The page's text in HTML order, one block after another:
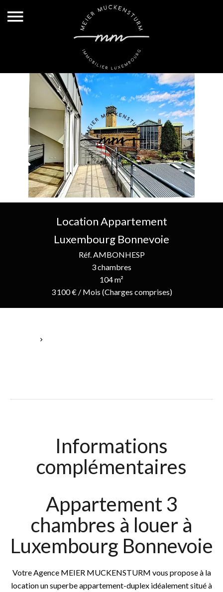
Location Appartement
Luxembourg Bonnevoie
Réf. AMBONHESP
3 chambres
104 m²
3 100 € / Mois (Charges comprises)
Informations
complémentaires
Appartement 3
chambres à louer à
Luxembourg Bonnevoie
Votre Agence MEIER MUCKENSTURM vous propose à la
location un superbe appartement-duplex idéalement situé à